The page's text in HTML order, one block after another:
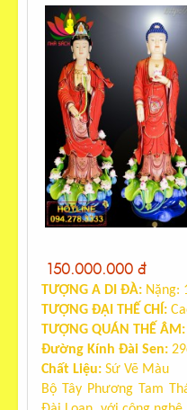
150.000.000 đ
TƯỢNG A DI ĐÀ: Nặng:
TƯỢNG ĐẠI THẾ CHÍ:
TƯỢNG QUÁN THẾ ÂM:
Đường Kính Đài Sen: 2
Chất Liệu: Sứ Vẽ Màu
Bộ Tây Phương Tam